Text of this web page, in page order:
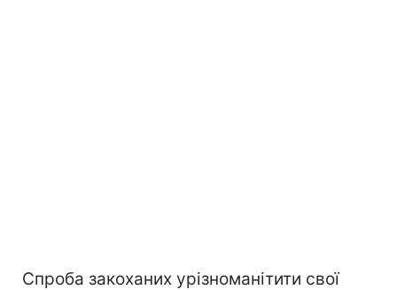
Спроба закоханих урізноманітити свої